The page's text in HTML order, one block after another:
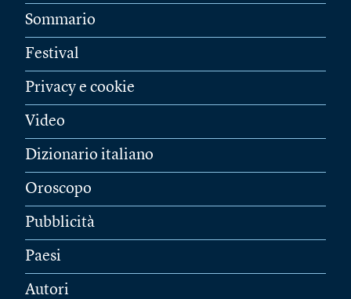
Sommario
Festival
Privacy e cookie
Video
Dizionario italiano
Oroscopo
Pubblicità
Paesi
Autori